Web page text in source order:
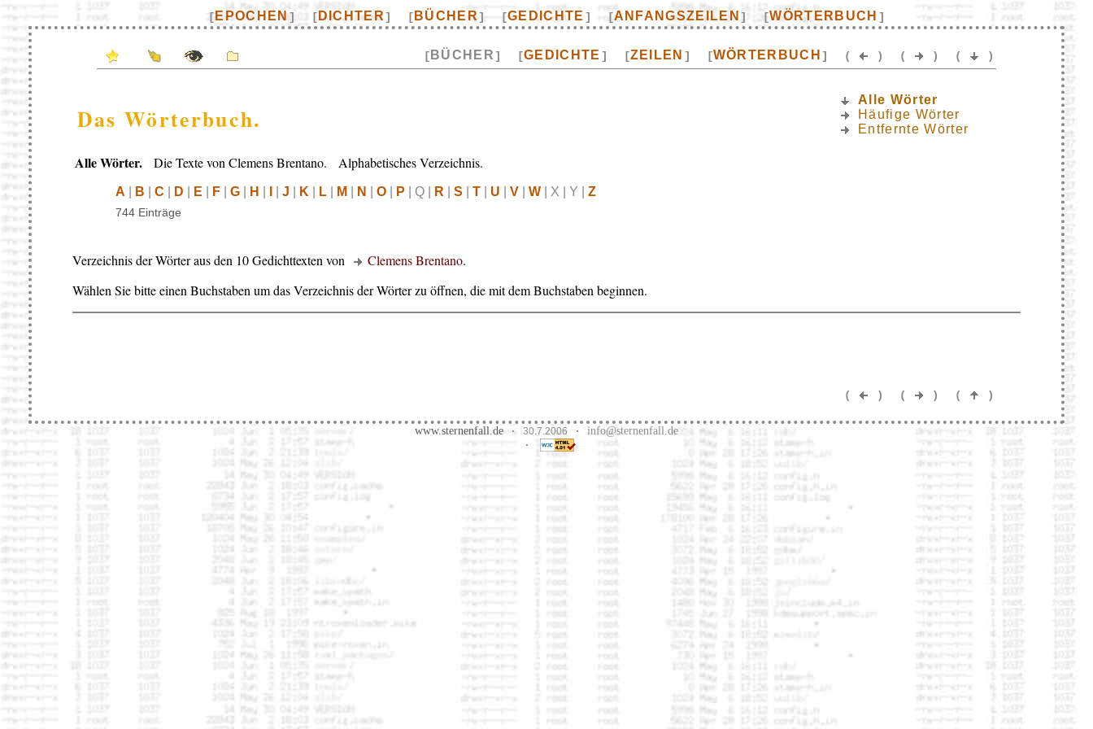
[ EPOCHEN ] [ DICHTER] [ BÜCHER] [GEDICHTE ] [ANFANGSZEILEN ] [WÖRTERBUCH ]
[ BÜCHER] [GEDICHTE ] [ZEILEN ] [WÖRTERBUCH ] ( ) ( ) ( )
Das Wörterbuch.
Alle Wörter. Die Texte von Clemens Brentano. Alphabetisches Verzeichnis.
A B C D E F G H J K L M N O P | Q | R S T U V W | X | Y | Z
744 Einträge
Alle Wörter
Häufige Wörter
Entfernte Wörter
Verzeichnis der Wörter aus den 10 Gedichttexten von Clemens Brentano.
Wählen Sie bitte einen Buchstaben um das Verzeichnis der Wörter zu öffnen, die mit dem Buchstaben beginnen.
( ) ( ) ( )
www.sternenfall.de · 30.7.2006 · info@sternenfall.de
·